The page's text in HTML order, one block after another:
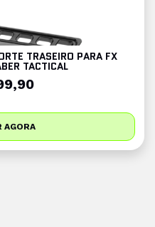
TRASEIRO PARA FX
TACTICAL
AGORA